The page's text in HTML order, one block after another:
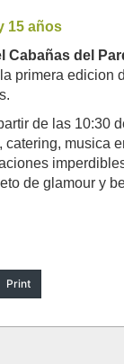
15 años
Cabañas del
primera edicion
de las 10:30
musica
de glamour y
Print